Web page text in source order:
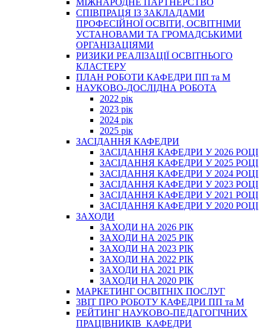
МІЖНАРОДНЕ ПАРТНЕРСТВО
СПІВПРАЦЯ ІЗ ЗАКЛАДАМИ
ПРОФЕСІЙНОЇ ОСВІТИ, ОСВІТНІМИ
УСТАНОВАМИ ТА ГРОМАДСЬКИМИ
ОРГАНІЗАЦІЯМИ
РИЗИКИ РЕАЛІЗАЦІЇ ОСВІТНЬОГО
КЛАСТЕРУ
ПЛАН РОБОТИ КАФЕДРИ ПП та М
НАУКОВО-ДОСЛІДНА РОБОТА
2022 рік
2023 рік
2024 рік
2025 рік
ЗАСІДАННЯ КАФЕДРИ
ЗАСІДАННЯ КАФЕДРИ У 2026 РОЦІ
ЗАСІДАННЯ КАФЕДРИ У 2025 РОЦІ
ЗАСІДАННЯ КАФЕДРИ У 2024 РОЦІ
ЗАСІДАННЯ КАФЕДРИ У 2023 РОЦІ
ЗАСІДАННЯ КАФЕДРИ У 2021 РОЦІ
ЗАСІДАННЯ КАФЕДРИ У 2020 РОЦІ
ЗАХОДИ
ЗАХОДИ НА 2026 РІК
ЗАХОДИ НА 2025 РІК
ЗАХОДИ НА 2023 РІК
ЗАХОДИ НА 2022 РІК
ЗАХОДИ НА 2021 РІК
ЗАХОДИ НА 2020 РІК
МАРКЕТИНГ ОСВІТНІХ ПОСЛУГ
3BIT ПРО РОБОТУ КАФЕДРИ ПП та М
РЕЙТИНГ НАУКОВО-ПЕДАГОГІЧНИХ
ПРАЦІВНИКІВ КАФЕДРИ